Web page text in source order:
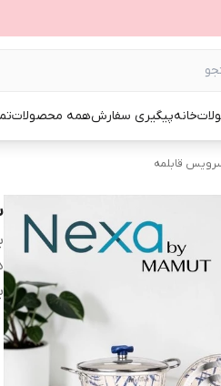
خانهپیگیری سفارشهمه محصولات
قابلمه